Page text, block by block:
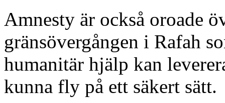
Amnesty är också oroade
gränsövergången i Rafah
humanitär hjälp kan
kunna fly på ett säkert sätt.